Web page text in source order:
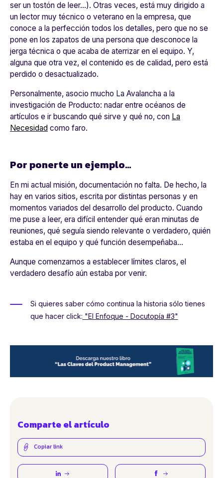
ser un tostón de leer…). Otras veces, está muy dirigido a
un lector muy técnico o veterano en la empresa, que
conoce a la perfección todos los detalles, pero que no se
pone en los zapatos de una persona que desconoce la
jerga técnica o que acaba de aterrizar en el equipo. Y,
alguna que otra vez, el contenido es de calidad, pero está
perdido o desactualizado.
Personalmente, asocio mucho La Avalancha a la
investigación de Producto: nadar entre océanos de
artículos e ir buscando qué sirve y qué no, con La
Necesidad como faro.
Por ponerte un ejemplo…
En mi actual misión, documentación no falta. De hecho, la
hay en varios sitios, escrita por distintas personas y en
momentos variados del desarrollo del producto. Cuando
me puse a leer, era difícil entender qué eran minutas de
reuniones, qué seguía siendo relevante o verdadero, quién
estaba en el equipo y qué función desempeñaba…
Aunque comenzamos a establecer límites claros, el
verdadero desafío aún estaba por venir.
Si quieres saber cómo continua la historia sólo tienes
que hacer click: "El Enfoque - Docutopía #3"
Comparte el artículo
Copiar link